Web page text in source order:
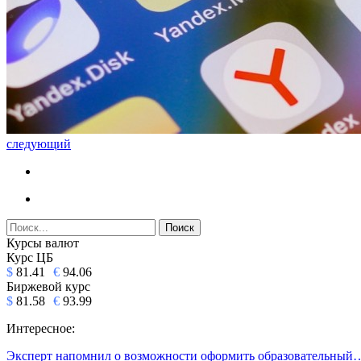
следующий
Курсы валют
Курс ЦБ
$ 81.41 € 94.06
Биржевой курс
$ 81.58 € 93.99
Интересное:
Эксперт напомнил о возможности оформить